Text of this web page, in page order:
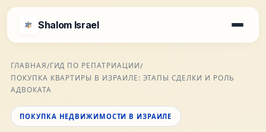
Shalom Israel
Блог
Афиша
ГЛАВНАЯ/ГИД ПО РЕПАТРИАЦИИ/
ПОКУПКА КВАРТИРЫ В ИЗРАИЛЕ: ЭТАПЫ СДЕЛКИ И РОЛЬ
АДВОКАТА
ПОКУПКА НЕДВИЖИМОСТИ В ИЗРАИЛЕ